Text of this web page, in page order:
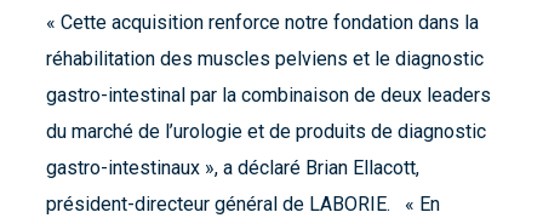
« Cette acquisition renforce notre fondation dans la
réhabilitation des muscles pelviens et le diagnostic
gastro-intestinal par la combinaison de deux leaders
du marché de l’urologie et de produits de diagnostic
gastro-intestinaux », a déclaré Brian Ellacott,
président-directeur général de LABORIE. « En